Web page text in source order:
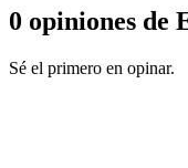
0 opiniones de
Sé el primero en opinar.